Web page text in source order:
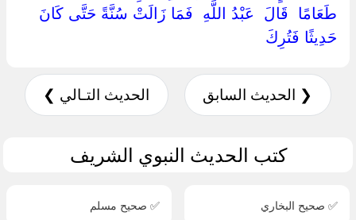
طَعَامًا ‏ ‏قَالَ ‏ ‏عَبْدُ اللَّهِ ‏ ‏فَمَا زَالَتْ سُنَّةً حَتَّى كَانَ
حَدِيثًا فَتُرِكَ ‏
❮ الحديث السابق الحديث التـالي ❯
كتب الحديث النبوي الشريف
✅ صحيح البخاري ✅ صحيح مسلم